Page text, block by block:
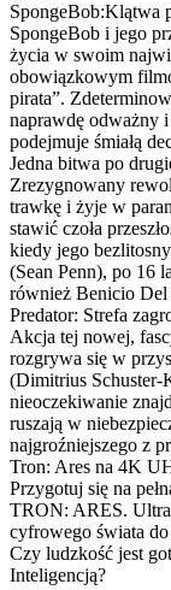
SpongeBob:Klątwa
SpongeBob i jego
życia w swoim
obowiązkowym
pirata”.
naprawdę odważny
podejmuje śmiałą
Jedna bitwa po
Zrezygnowany
trawkę i żyje w
stawić czoła
kiedy jego
(Sean Penn), po 16
również Benicio Del
Predator: Strefa
Akcja tej nowej,
rozgrywa się w
(Dimitrius Schuster-
nieoczekiwanie
ruszają w
najgroźniejszego z
Tron: Ares na 4K
Przygotuj się na
TRON: ARES.
cyfrowego świata
Czy ludzkość jest
Inteligencją?